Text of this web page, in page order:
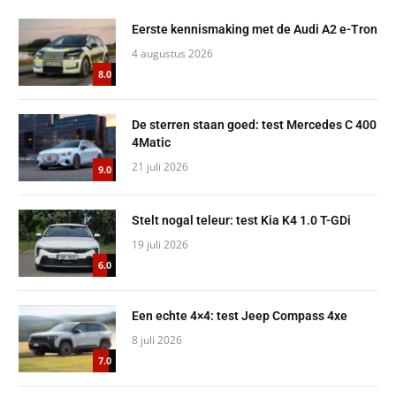
8.0
Eerste kennismaking met de Audi A2 e-Tron
4 augustus 2026
9.0
De sterren staan goed: test Mercedes C 400
4Matic
21 juli 2026
6.0
Stelt nogal teleur: test Kia K4 1.0 T-GDi
19 juli 2026
7.0
Een echte 4×4: test Jeep Compass 4xe
8 juli 2026